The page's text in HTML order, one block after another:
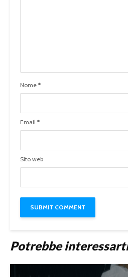
Nome *
Email *
Sito web
Potrebbe